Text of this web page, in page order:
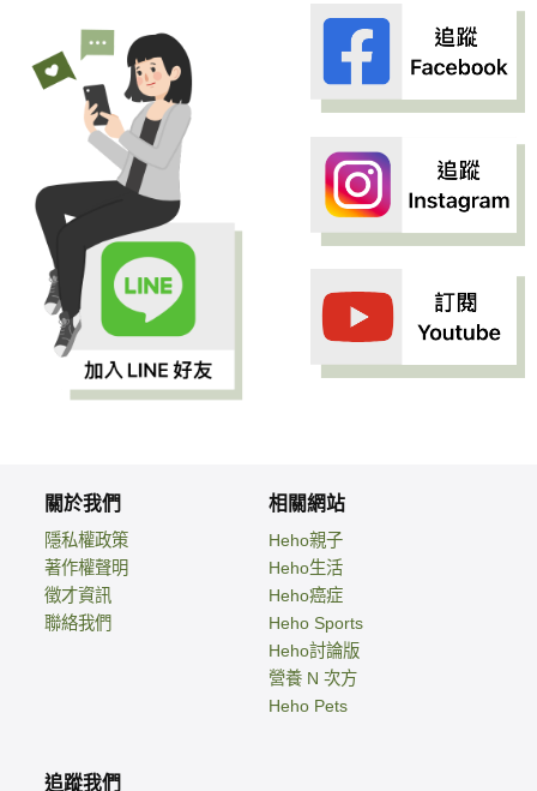
關於我們
隱私權政策
著作權聲明
徵才資訊
聯絡我們
相關網站
Heho親子
Heho生活
Heho癌症
Heho Sports
Heho討論版
營養 N 次方
Heho Pets
追蹤我們